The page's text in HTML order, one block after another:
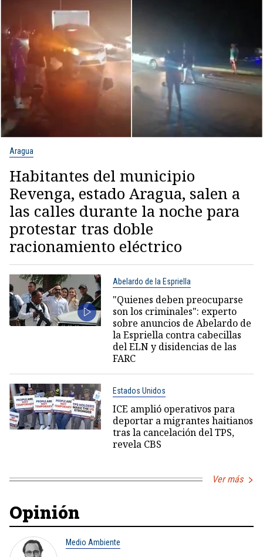
Aragua
Habitantes del municipio
Revenga, estado Aragua, salen a
las calles durante la noche para
protestar tras doble
racionamiento eléctrico
Abelardo de la Espriella
"Quienes deben preocuparse
son los criminales": experto
sobre anuncios de Abelardo de
la Espriella contra cabecillas
del ELN y disidencias de las
FARC
Estados Unidos
ICE amplió operativos para
deportar a migrantes haitianos
tras la cancelación del TPS,
revela CBS
Ver más
Opinión
Medio Ambiente